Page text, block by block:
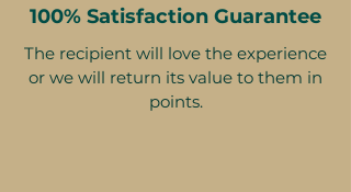
100% Satisfaction Guarantee
The recipient will love the experience
or we will return its value to them in
points.